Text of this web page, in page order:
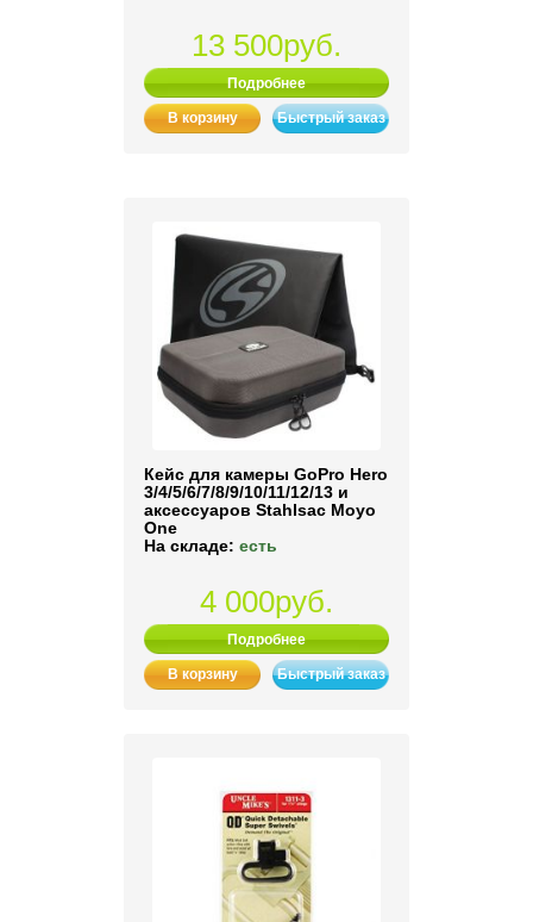
13 500руб.
Подробнее
В корзину Быстрый заказ
Кейс для камеры GoPro Hero
3/4/5/6/7/8/9/10/11/12/13 и
аксессуаров Stahlsac Moyo
One
На складе: есть
4 000руб.
Подробнее
В корзину Быстрый заказ